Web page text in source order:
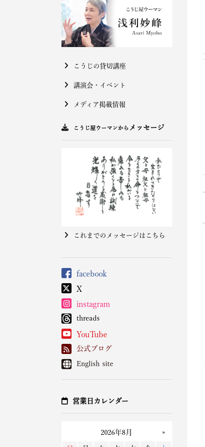
こうじの貸切講座
講演会・イベント
メディア掲載情報
こうじ屋ウーマンから メッセージ
これまでのメッセージはこちら
facebook
X
instagram
threads
YouTube
公式ブログ
English site
営業日カレンダー